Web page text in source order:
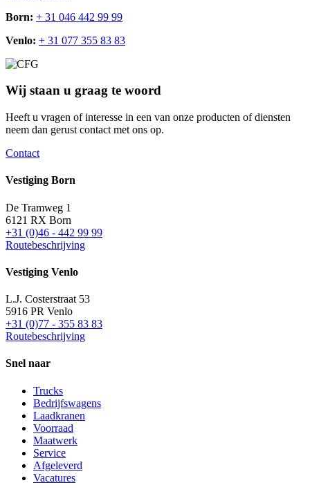
Born: + 31 046 442 99 99
Venlo: + 31 077 355 83 83
Wij staan u graag te woord
Heeft u vragen of interesse in een van onze producten of diensten
neem dan gerust contact met ons op.
Contact
Vestiging Born
De Tramweg 1
6121 RX Born
+31 (0)46 - 442 99 99
Routebeschrijving
Vestiging Venlo
L.J. Costerstraat 53
5916 PR Venlo
+31 (0)77 - 355 83 83
Routebeschrijving
Snel naar
Trucks
Bedrijfswagens
Laadkranen
Voorraad
Maatwerk
Service
Afgeleverd
Vacatures